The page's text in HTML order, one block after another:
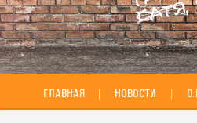
ГЛАВНАЯ | НОВОСТИ | О